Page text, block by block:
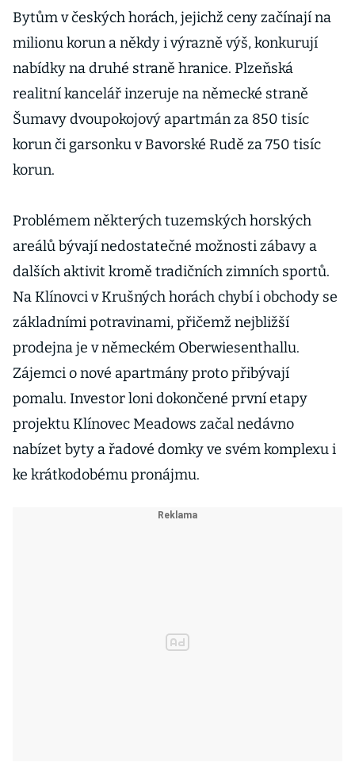
Bytům v českých horách, jejichž ceny začínají na
milionu korun a někdy i výrazně výš, konkurují
nabídky na druhé straně hranice. Plzeňská
realitní kancelář inzeruje na německé straně
Šumavy dvoupokojový apartmán za 850 tisíc
korun či garsonku v Bavorské Rudě za 750 tisíc
korun.
Problémem některých tuzemských horských
areálů bývají nedostatečné možnosti zábavy a
dalších aktivit kromě tradičních zimních sportů.
Na Klínovci v Krušných horách chybí i obchody se
základními potravinami, přičemž nejbližší
prodejna je v německém Oberwiesenthallu.
Zájemci o nové apartmány proto přibývají
pomalu. Investor loni dokončené první etapy
projektu Klínovec Meadows začal nedávno
nabízet byty a řadové domky ve svém komplexu i
ke krátkodobému pronájmu.